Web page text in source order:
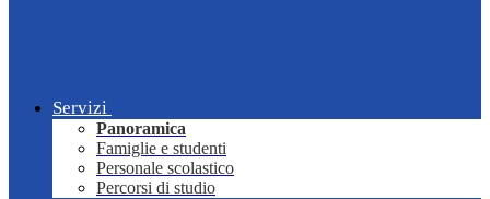
Servizi
Panoramica
Famiglie e studenti
Personale scolastico
Percorsi di studio